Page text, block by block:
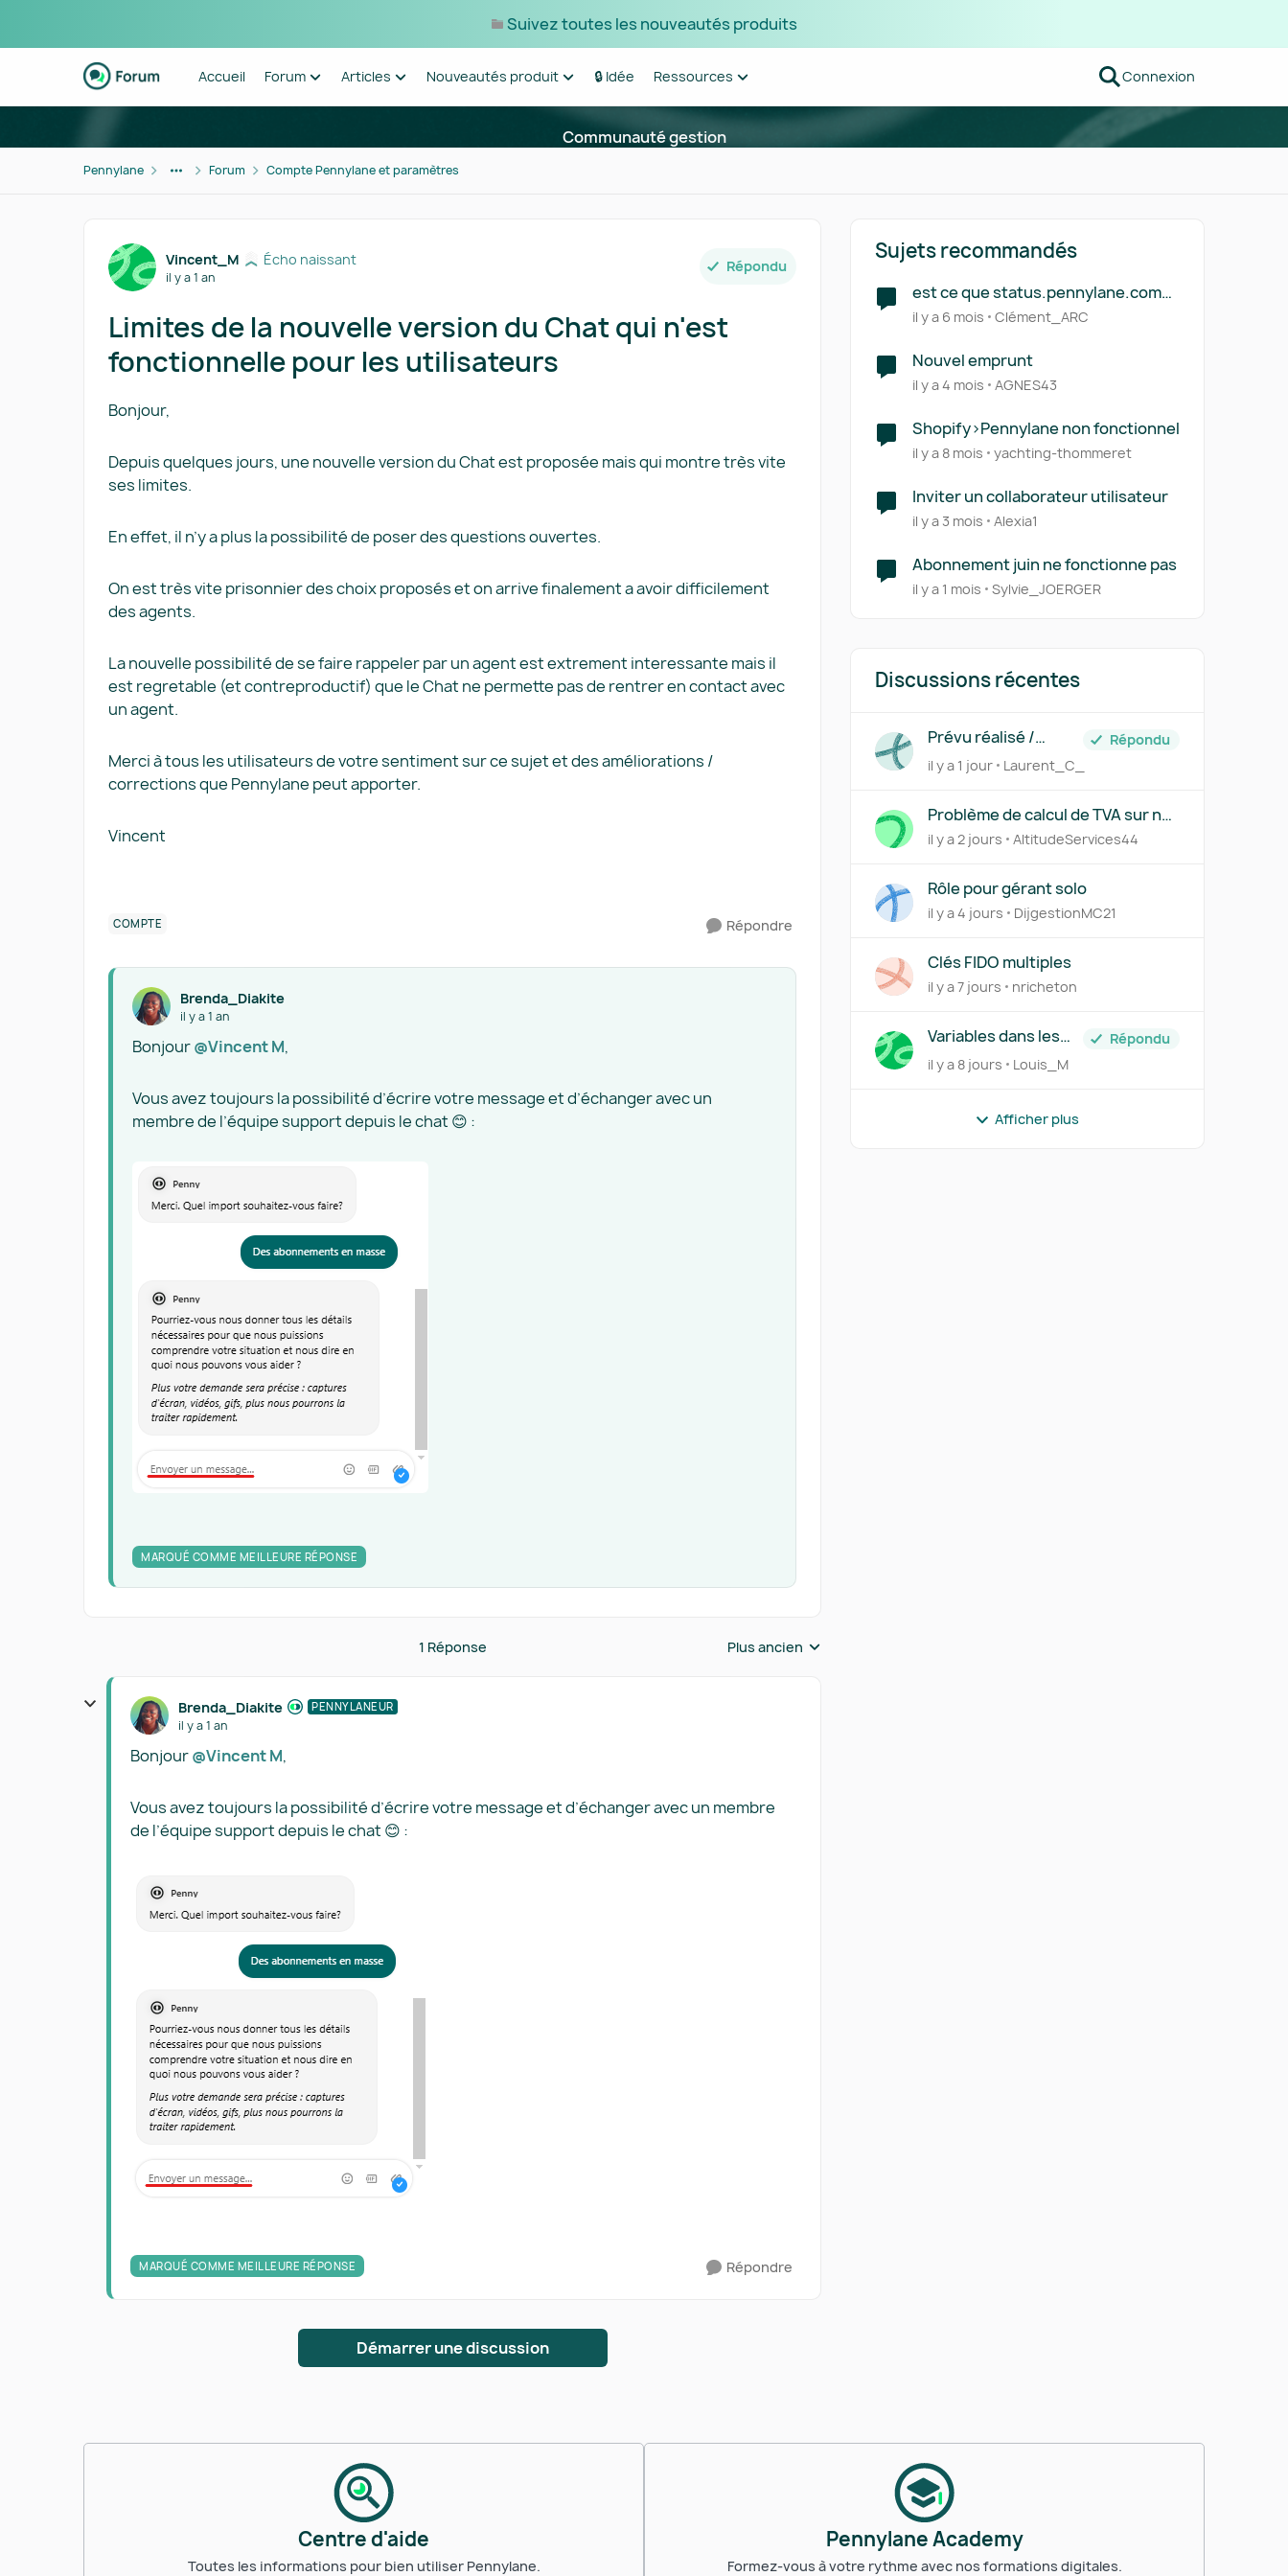
Suivez toutes les nouveautés produits
Passer au contenu
Accueil Forum Articles Nouveautés produit 🔒 Idée Ressources Connexion
Communauté gestion
Pennylane Forum Compte Pennylane et paramètres
Forum Discussion
Vincent_M Écho naissant
il y a 1 an
Répondu
Limites de la nouvelle version du Chat qui n'est
fonctionnelle pour les utilisateurs
Bonjour,
Depuis quelques jours, une nouvelle version du Chat est proposée mais qui montre très vite
ses limites.
En effet, il n’y a plus la possibilité de poser des questions ouvertes.
On est très vite prisonnier des choix proposés et on arrive finalement a avoir difficilement
des agents.
La nouvelle possibilité de se faire rappeler par un agent est extrement interessante mais il
est regretable (et contreproductif) que le Chat ne permette pas de rentrer en contact avec
un agent.
Merci à tous les utilisateurs de votre sentiment sur ce sujet et des améliorations /
corrections que Pennylane peut apporter.
Vincent
COMPTE Répondre
Brenda_Diakite
il y a 1 an
Bonjour ​@Vincent M,
Vous avez toujours la possibilité d’écrire votre message et d’échanger avec un
membre de l’équipe support depuis le chat 😊 :
MARQUÉ COMME MEILLEURE RÉPONSE
1 Réponse Réponses triées par
Plus ancien
Brenda_Diakite PENNYLANEUR
il y a 1 an
Bonjour ​@Vincent M,
Vous avez toujours la possibilité d’écrire votre message et d’échanger avec un membre
de l’équipe support depuis le chat 😊 :
MARQUÉ COMME MEILLEURE RÉPONSE Répondre
Démarrer une discussion
Sujets recommandés
est ce que status.pennylane.com
fonctionne ?
il y a 6 mois Clément_ARC
Nouvel emprunt
il y a 4 mois AGNES43
Shopify>Pennylane non fonctionnel
il y a 8 mois yachting-thommeret
Inviter un collaborateur utilisateur
il y a 3 mois Alexia1
Abonnement juin ne fonctionne pas
il y a 1 mois Sylvie_JOERGER
Discussions récentes
Prévu réalisé /
Previsionnel /
Business Plan
Répondu
il y a 1 jour
Laurent_C_
Problème de calcul de TVA sur nos
factures
il y a 2 jours AltitudeServices44
Rôle pour gérant solo
il y a 4 jours DijgestionMC21
Clés FIDO multiples
il y a 7 jours nricheton
Variables dans les
abonnements
Répondu
il y a 8 jours
Louis_M
Afficher plus
Centre d'aide
Toutes les informations pour bien utiliser Pennylane.
Pennylane Academy
Formez-vous à votre rythme avec nos formations digitales.